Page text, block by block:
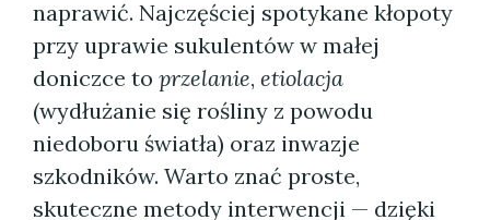
naprawić. Najczęściej spotykane kłopoty
przy uprawie sukulentów w małej
doniczce to przelanie, etiolacja
(wydłużanie się rośliny z powodu
niedoboru światła) oraz inwazje
szkodników. Warto znać proste,
skuteczne metody interwencji — dzięki